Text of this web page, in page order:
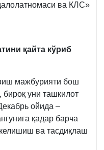
ва КЛС»
қайта кўриб
мажбурияти бош
бироқ уни ташкилот
ойида –
қадар барча
ва тасдиқлаш